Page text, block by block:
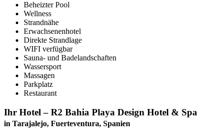
Beheizter Pool
Wellness
Strandnähe
Erwachsenenhotel
Direkte Strandlage
WIFI verfügbar
Sauna- und Badelandschaften
Wassersport
Massagen
Parkplatz
Restaurant
Ihr Hotel – R2 Bahia Playa Design Hotel & Spa
in Tarajalejo, Fuerteventura, Spanien